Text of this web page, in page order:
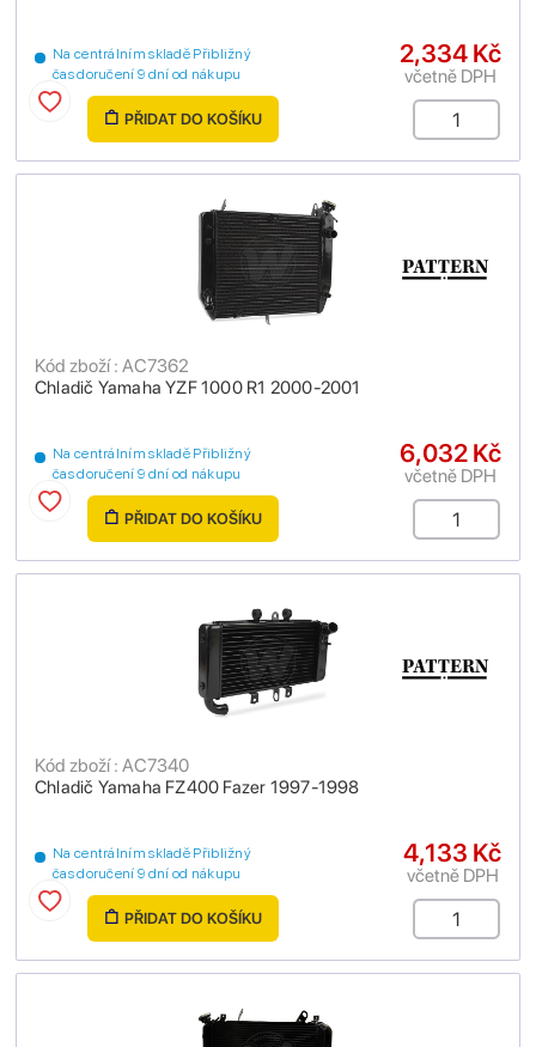
Na centrálním skladě Přibližný
čas doručení 9 dní od nákupu
2,334 Kč
včetně DPH
PŘIDAT DO KOŠÍKU
Chladič Yamaha YZF 1000 R1 2000-2001
Kód zboží : AC7362
Na centrálním skladě Přibližný
čas doručení 9 dní od nákupu
6,032 Kč
včetně DPH
PŘIDAT DO KOŠÍKU
Chladič Yamaha FZ400 Fazer 1997-1998
Kód zboží : AC7340
Na centrálním skladě Přibližný
čas doručení 9 dní od nákupu
4,133 Kč
včetně DPH
PŘIDAT DO KOŠÍKU